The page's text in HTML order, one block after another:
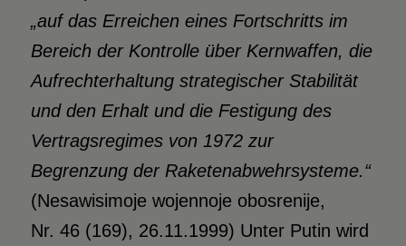
„auf das Erreichen eines Fortschritts im
Bereich der Kontrolle über Kernwaffen, die
Aufrechterhaltung strategischer Stabilität
und den Erhalt und die Festigung des
Vertragsregimes von 1972 zur
Begrenzung der Raketenabwehrsysteme.“
(Nesawisimoje wojennoje obosrenije,
Nr. 46 (169), 26.11.1999) Unter Putin wird